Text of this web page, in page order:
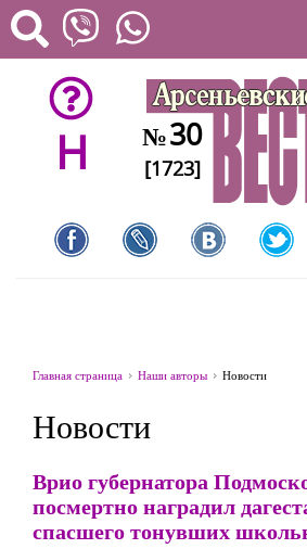
H №30
[1723]
Главная страница Наши авторы Новости
Новости
Врио губернатора
посмертно наградил
спасшего тонувших